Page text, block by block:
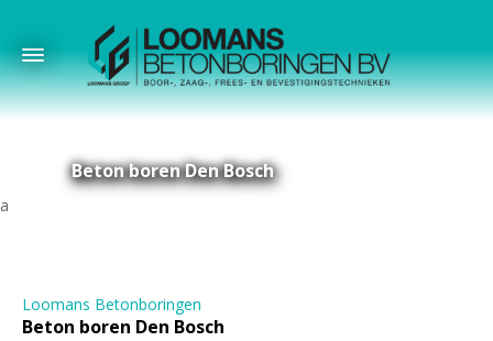
Beton boren Den Bosch
Loomans Betonboringen
Beton boren Den Bosch